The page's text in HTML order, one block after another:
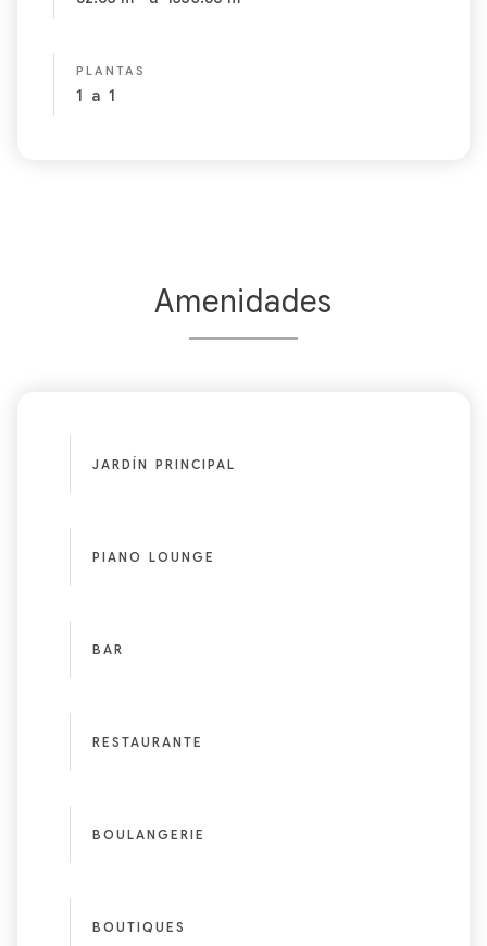
PLANTAS
1 a 1
Amenidades
JARDÍN PRINCIPAL
PIANO LOUNGE
BAR
RESTAURANTE
BOULANGERIE
BOUTIQUES